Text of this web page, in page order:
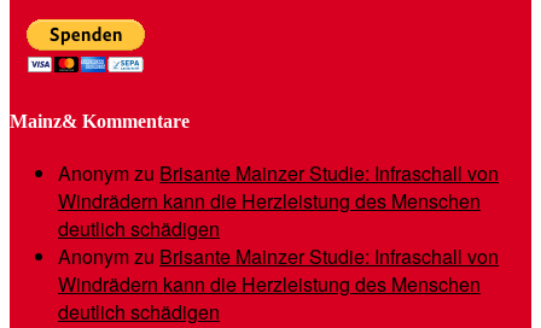
Mainz& Kommentare
Anonymzu Brisante Mainzer Studie: Infraschall von
Windrädern kann die Herzleistung des Menschen
deutlich schädigen
Anonymzu Brisante Mainzer Studie: Infraschall von
Windrädern kann die Herzleistung des Menschen
deutlich schädigen